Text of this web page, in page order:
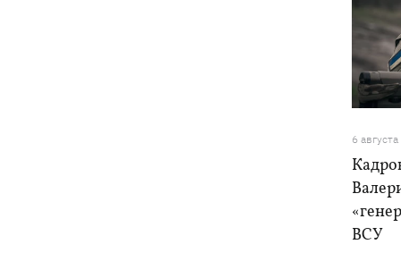
6 августа
ВСУ